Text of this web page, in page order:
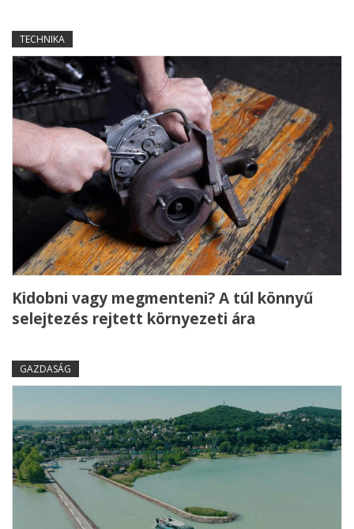
TECHNIKA
Kidobni vagy megmenteni? A túl könnyű
selejtezés rejtett környezeti ára
GAZDASÁG